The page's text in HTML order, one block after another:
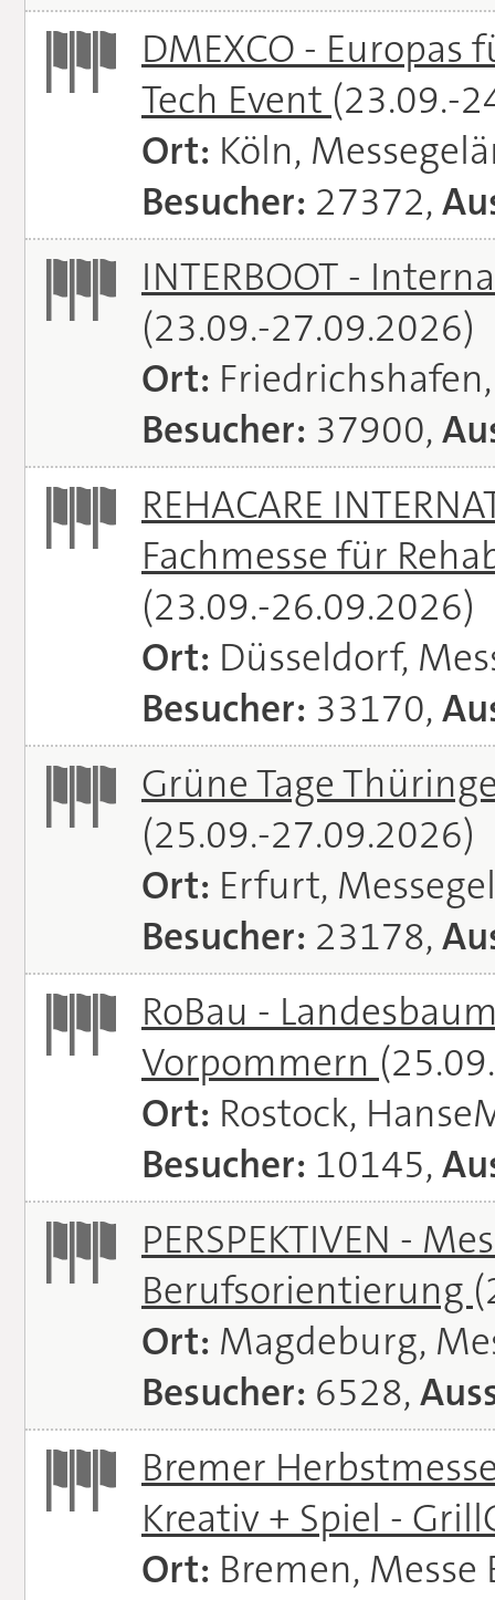
DMEXCO -
Tech Event (23.09.-
Ort: Köln,
Besucher: 27372,
INTERBOOT -
(23.09.-27.09.2026)
Ort:
Besucher: 37900,
REHACARE
Fachmesse für
(23.09.-26.09.2026)
Ort: Düsseldorf,
Besucher: 33170,
Grüne Tage
(25.09.-27.09.2026)
Ort: Erfurt,
Besucher: 23178,
RoBau -
Vorpommern
Ort: Rostock,
Besucher: 10145,
PERSPEKTIVEN -
Berufsorientierung
Ort: Magdeburg,
Besucher: 6528,
Bremer
Kreativ + Spiel -
Ort: Bremen, Messe